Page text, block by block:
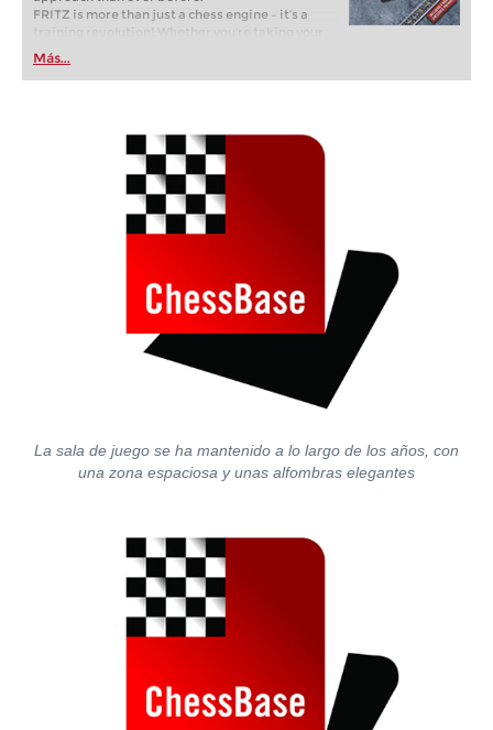
FRITZ is more than just a chess engine – it’s a
training revolution! Whether you’re taking your
first steps into the world of club chess, or already
playing at a tournament level: with FRITZ, you can
train more efficiently, intelligently and with a
Más...
La sala de juego se ha mantenido a lo largo de los años, con
una zona espaciosa y unas alfombras elegantes